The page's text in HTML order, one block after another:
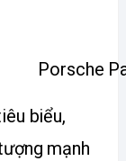
biểu,
mạnh